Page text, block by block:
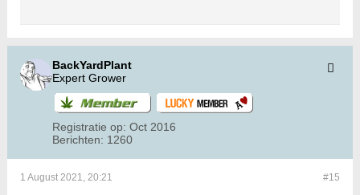
BackYardPlant
Expert Grower
Registratie op: Oct 2016
Berichten: 1260
#15
1 August 2021, 20:21